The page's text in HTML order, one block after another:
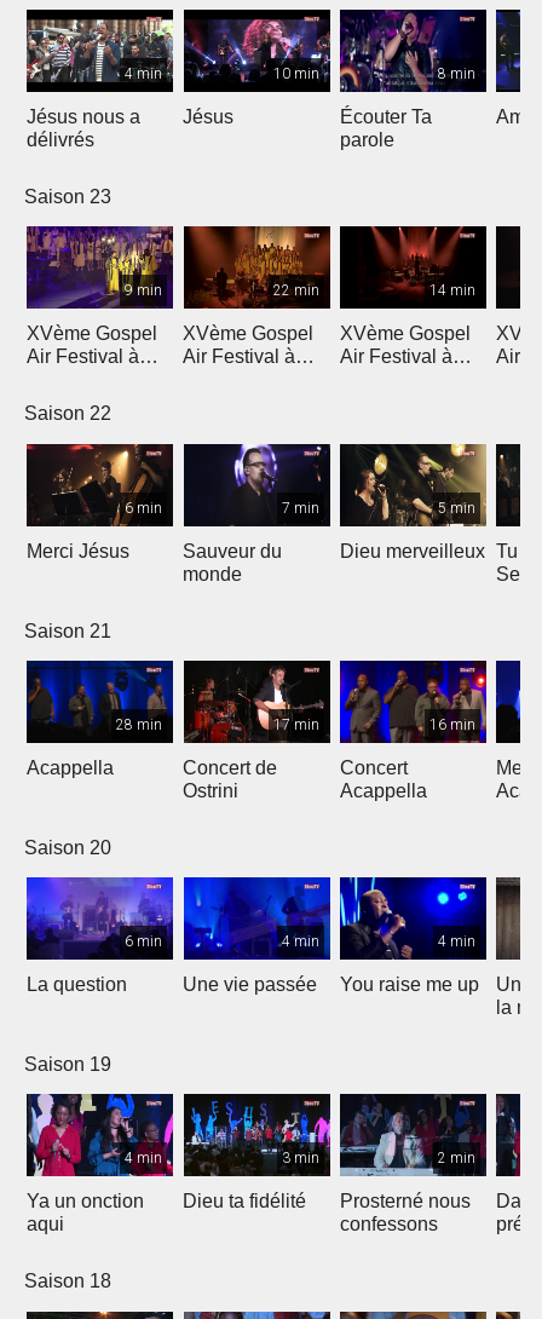
4 min
Jésus nous a
délivrés
10 min
Jésus
8 min
Écouter Ta
parole
Ami
Saison 23
9 min
XVème Gospel
Air Festival à
22 min
XVème Gospel
Air Festival à
14 min
XVème Gospel
Air Festival à
Air
Saison 22
6 min
Merci Jésus
7 min
Sauveur du
monde
5 min
Dieu merveilleux Tu
Saison 21
28 min
Acappella
17 min
Concert de
Ostrini
16 min
Concert
Acappella
Saison 20
6 min
La question
4 min
Une vie passée
4 min
You raise me up
Une
la
Saison 19
4 min
Ya un onction
aqui
3 min
Dieu ta fidélité
2 min
Prosterné nous
confessons
Saison 18